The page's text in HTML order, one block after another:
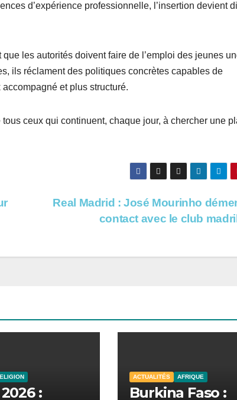
d’expérience professionnelle, l’insertion devient
les autorités doivent faire de l’emploi des jeunes
ils réclament des politiques concrètes capables de
et plus structuré.
ceux qui continuent, chaque jour, à chercher une
Real Madrid : José Mourinho
contact avec le club
:
ACTUALITÉS AFRIQUE
Burkina Faso :